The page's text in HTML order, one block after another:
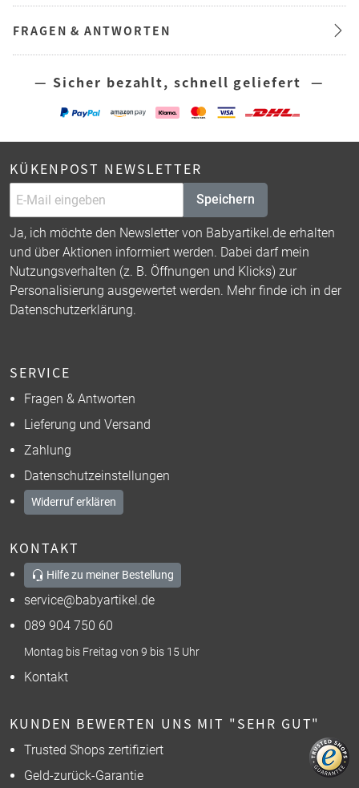
FRAGEN & ANTWORTEN
— Sicher bezahlt, schnell geliefert —
KÜKENPOST NEWSLETTER
Speichern
Ja, ich möchte den Newsletter von Babyartikel.de erhalten
und über Aktionen informiert werden. Dabei darf mein
Nutzungsverhalten (z. B. Öffnungen und Klicks) zur
Personalisierung ausgewertet werden. Mehr finde ich in der
Datenschutzerklärung.
SERVICE
Fragen & Antworten
Lieferung und Versand
Zahlung
Datenschutzeinstellungen
Widerruf erklären
KONTAKT
Hilfe zu meiner Bestellung
service@babyartikel.de
089 904 750 60
Montag bis Freitag von 9 bis 15 Uhr
Kontakt
KUNDEN BEWERTEN UNS MIT "SEHR GUT"
Trusted Shops zertifiziert
Geld-zurück-Garantie